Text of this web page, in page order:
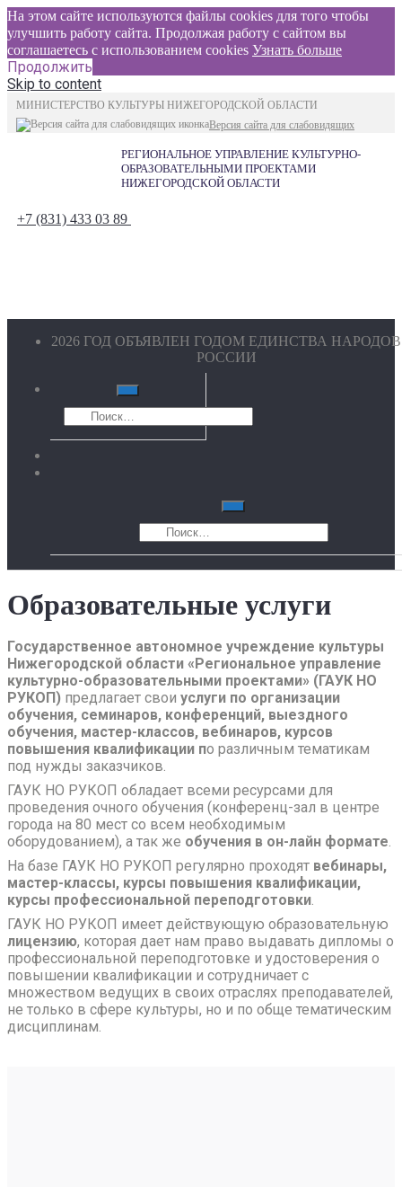
На этом сайте используются файлы cookies для того чтобы
улучшить работу сайта. Продолжая работу с сайтом вы
соглашаетесь с использованием cookies Узнать больше
Продолжить
Skip to content
МИНИСТЕРСТВО КУЛЬТУРЫ НИЖЕГОРОДСКОЙ ОБЛАСТИ
Версия сайта для слабовидящих
РЕГИОНАЛЬНОЕ УПРАВЛЕНИЕ КУЛЬТУРНО-
ОБРАЗОВАТЕЛЬНЫМИ ПРОЕКТАМИ
НИЖЕГОРОДСКОЙ ОБЛАСТИ
+7 (831) 433 03 89
2026 ГОД ОБЪЯВЛЕН ГОДОМ ЕДИНСТВА НАРОДОВ
РОССИИ
Образовательные услуги
Государственное автономное учреждение культуры
Нижегородской области «Региональное управление
культурно-образовательными проектами» (ГАУК НО
РУКОП) предлагает свои услуги по организации
обучения, семинаров, конференций, выездного
обучения, мастер-классов, вебинаров, курсов
повышения квалификации по различным тематикам
под нужды заказчиков.
ГАУК НО РУКОП обладает всеми ресурсами для
проведения очного обучения (конференц-зал в центре
города на 80 мест со всем необходимым
оборудованием), а так же обучения в он-лайн формате.
На базе ГАУК НО РУКОП регулярно проходят вебинары,
мастер-классы, курсы повышения квалификации,
курсы профессиональной переподготовки.
ГАУК НО РУКОП имеет действующую образовательную
лицензию, которая дает нам право выдавать дипломы о
профессиональной переподготовке и удостоверения о
повышении квалификации и сотрудничает с
множеством ведущих в своих отраслях преподавателей,
не только в сфере культуры, но и по обще тематическим
дисциплинам.